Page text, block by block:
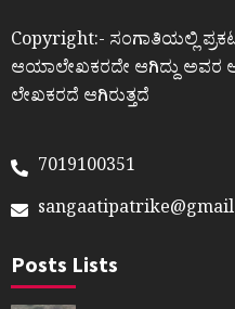
Copyright:- ಸಂಗಾತಿಯಲ್ಲಿ
ಆಯಾಲೇಖಕರದೇ ಆಗಿದ್ದು
ಲೇಖಕರದೆ ಆಗಿರುತ್ತದೆ
7019100351
Posts Lists